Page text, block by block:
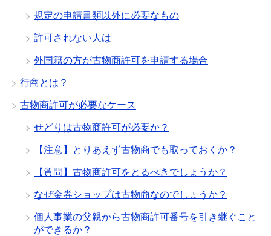
規定の申請書類以外に必要なもの
許可されない人は
外国籍の方が古物商許可を申請する場合
行商とは？
古物商許可が必要なケース
せどりは古物商許可が必要か？
【注意】とりあえず古物商でも取っておくか？
【質問】古物商許可をとるべきでしょうか？
なぜ金券ショップは古物商なのでしょうか？
個人事業の父親から古物商許可番号を引き継ぐこと
ができるか？